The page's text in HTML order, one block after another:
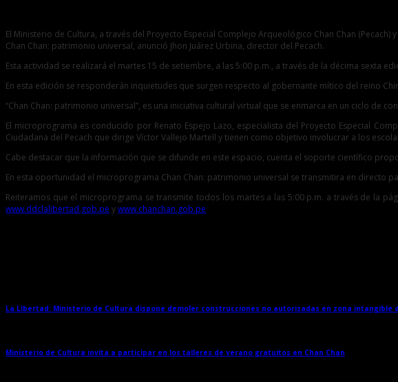
El Ministerio de Cultura, a través del Proyecto Especial Complejo Arqueológico Chan Chan
Chan Chan: patrimonio universal, anunció Jhon Juárez Urbina, director del Pecach.
Esta actividad se realizará el martes 15 de setiembre, a las 5:00 p.m., a través de la décima sexta
En esta edición se responderán inquietudes que surgen respecto al gobernante mítico del reino
“Chan Chan: patrimonio universal”, es una iniciativa cultural virtual que se enmarca en un ciclo de
El microprograma es conducido por Renato Espejo Lazo, especialista del Proyecto Especial
Ciudadana del Pecach que dirige Víctor Vallejo Martell y tienen como objetivo involucrar a los
Cabe destacar que la información que se difunde en este espacio, cuenta el soporte científico
En esta oportunidad el microprograma Chan Chan: patrimonio universal se transmitira en directo
Reiteramos que el microprograma se transmite todos los martes a las 5:00 p.m. a través de la
www.ddclalibertad.gob.pe ywww.chanchan.gob.pe
La Libertad: Ministerio de Cultura dispone demoler construcciones no autorizadas en zona intangible
Ministerio de Cultura invita a participar en los talleres de verano gratuitos en Chan Chan